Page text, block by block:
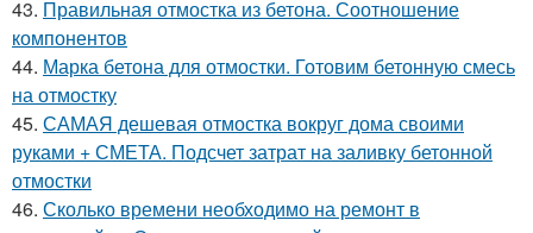
43. Правильная отмостка из бетона. Соотношение
компонентов
44. Марка бетона для отмостки. Готовим бетонную смесь
на отмостку
45. САМАЯ дешевая отмостка вокруг дома своими
руками + СМЕТА. Подсчет затрат на заливку бетонной
отмостки
46. Сколько времени необходимо на ремонт в